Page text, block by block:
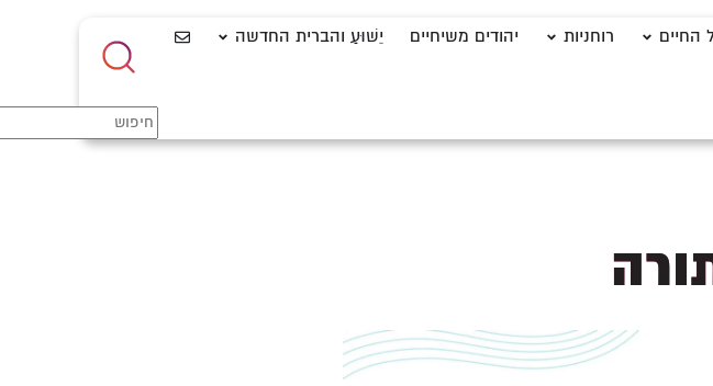
החיים רוחניות יהודים משיחיים יֵשׁוּעַ והברית החדשה